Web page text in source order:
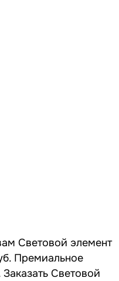
Световой элемент
Премиальное
Световой